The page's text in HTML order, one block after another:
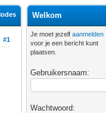
#1
Welkom
Je moet jezelfaanmelden
voor je een bericht kunt
plaatsen.
Gebruikersnaam:
Wachtwoord: